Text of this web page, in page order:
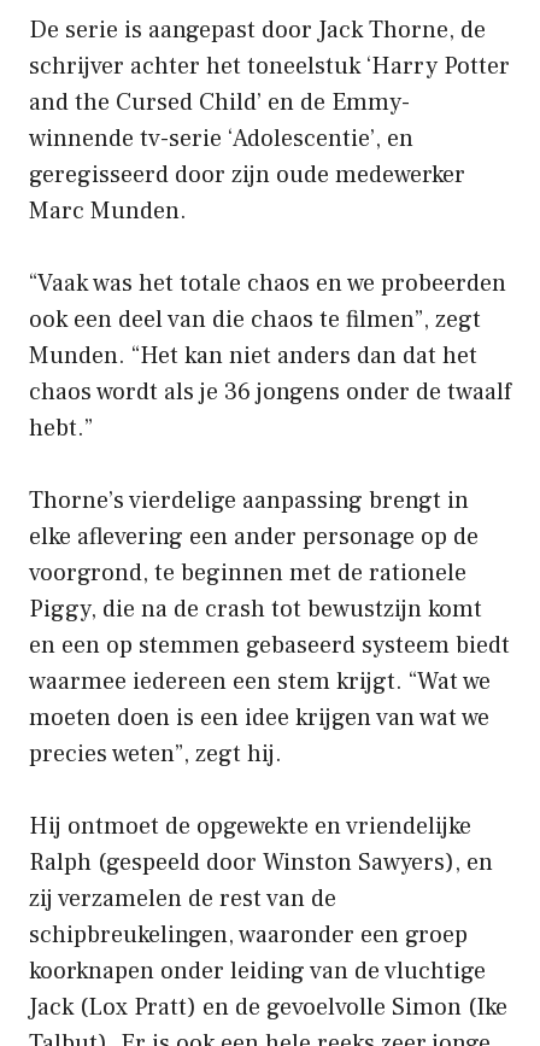
De serie is aangepast door Jack Thorne, de
schrijver achter het toneelstuk ‘Harry Potter
and the Cursed Child’ en de Emmy-
winnende tv-serie ‘Adolescentie’, en
geregisseerd door zijn oude medewerker
Marc Munden.
“Vaak was het totale chaos en we probeerden
ook een deel van die chaos te filmen”, zegt
Munden. “Het kan niet anders dan dat het
chaos wordt als je 36 jongens onder de twaalf
hebt.”
Thorne’s vierdelige aanpassing brengt in
elke aflevering een ander personage op de
voorgrond, te beginnen met de rationele
Piggy, die na de crash tot bewustzijn komt
en een op stemmen gebaseerd systeem biedt
waarmee iedereen een stem krijgt. “Wat we
moeten doen is een idee krijgen van wat we
precies weten”, zegt hij.
Hij ontmoet de opgewekte en vriendelijke
Ralph (gespeeld door Winston Sawyers), en
zij verzamelen de rest van de
schipbreukelingen, waaronder een groep
koorknapen onder leiding van de vluchtige
Jack (Lox Pratt) en de gevoelvolle Simon (Ike